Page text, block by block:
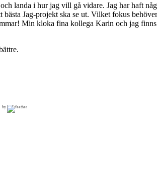
landa i hur jag vill gå vidare. Jag har haft
Jag-projekt ska se ut. Vilket fokus
Min kloka fina kollega Karin och jag
by